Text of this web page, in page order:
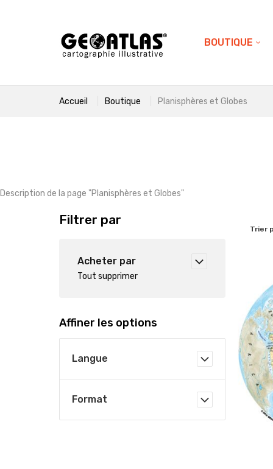
BOUTIQUE
Accueil Boutique Planisphères et Globes
Description de la page "Planisphères et Globes"
Trier
Filtrer par
Acheter par
Tout supprimer
Affiner les options
Langue
Format